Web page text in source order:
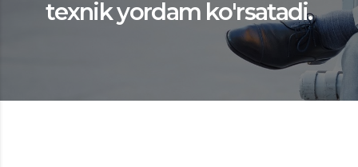
texnik yordam ko'rsatadi.